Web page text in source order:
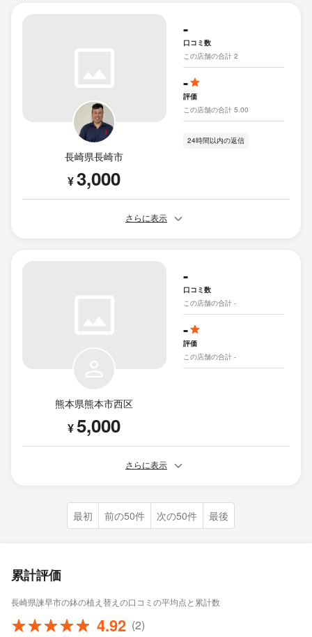
長崎県長崎市
¥3,000
-
口コミ数
この店舗の合計 2
-
評価
この店舗の合計 5.00
24時間以内の返信
さらに表示
熊本県熊本市西区
¥5,000
-
口コミ数
この店舗の合計 -
-
評価
この店舗の合計 -
さらに表示
最初 前の50件 次の50件 最後
累計評価
長崎県諫早市の鉢の植え替えの口コミの平均点と累計数
4.92 (2)